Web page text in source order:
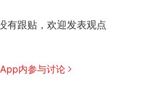
有跟贴，欢迎发表观点
App内参与讨论
新 全球唯一没有法定首都的国
家，刚改国名，总统就邀请中